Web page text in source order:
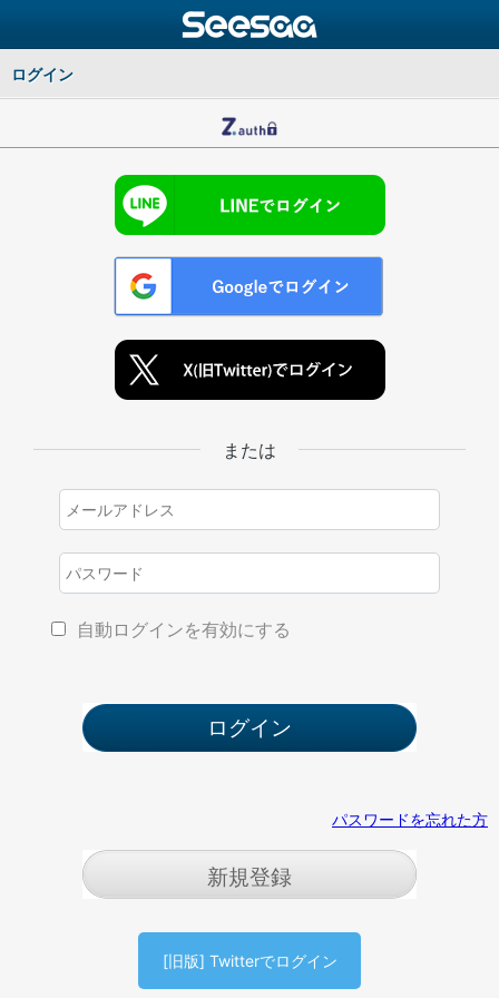
ログイン
または
自動ログインを有効にする
パスワードを忘れた方
新規登録
[旧版] Twitterでログイン